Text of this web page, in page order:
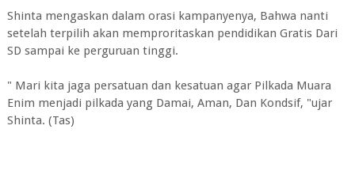
Shinta mengaskan dalam orasi kampanyenya, Bahwa nanti
setelah terpilih akan memproritaskan pendidikan Gratis Dari
SD sampai ke perguruan tinggi.
" Mari kita jaga persatuan dan kesatuan agar Pilkada Muara
Enim menjadi pilkada yang Damai, Aman, Dan Kondsif, "ujar
Shinta. (Tas)